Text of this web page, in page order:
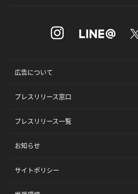
広告について
プレスリリース窓口
プレスリリース一覧
お知らせ
サイトポリシー